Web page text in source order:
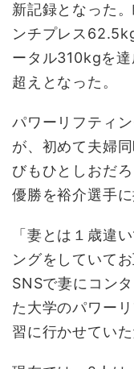
新記録となった
ンチプレス
ータル310kgを
超えとなった。
パワーリフティ
が、初めて夫婦
びもひとしおだ
優勝を裕介選手
「妻とは１歳違
ングをしていて
SNSで妻にコン
た大学のパワー
習に行かせてい